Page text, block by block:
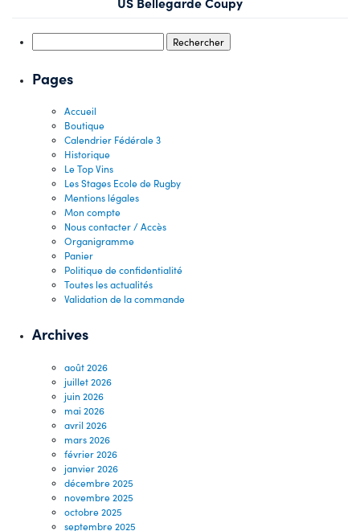
Pages
Accueil
Boutique
Calendrier Fédérale 3
Historique
Le Top Vins
Les Stages Ecole de Rugby
Mentions légales
Mon compte
Nous contacter / Accès
Organigramme
Panier
Politique de confidentialité
Toutes les actualités
Validation de la commande
Archives
août 2026
juillet 2026
juin 2026
mai 2026
avril 2026
mars 2026
février 2026
janvier 2026
décembre 2025
novembre 2025
octobre 2025
septembre 2025